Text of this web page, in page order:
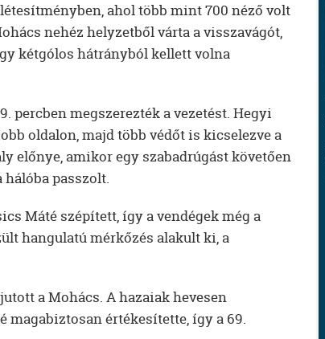
ahol több mint 700 néző volt
nehéz helyzetből várta a visszavágót,
kétgólos hátrányból kellett volna
percben megszerezték a vezetést. Hegyi
oldalon, majd több védőt is kicselezve a
előnye, amikor egy szabadrúgást követően
hálóba passzolt.
Máté szépített, így a vendégek még a
hangulatú mérkőzés alakult ki, a
a Mohács. A hazaiak hevesen
magabiztosan értékesítette, így a 69.